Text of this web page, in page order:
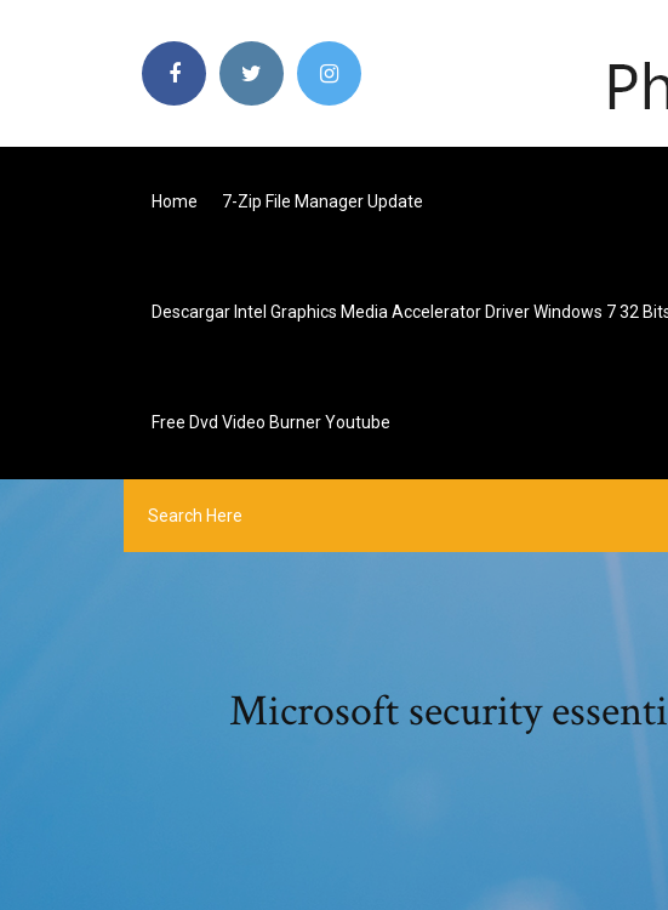
Home 7-Zip File Manager Update
Descargar Intel Graphics Media Accelerator Driver Windows 7 32
Free Dvd Video Burner Youtube
Microsoft security